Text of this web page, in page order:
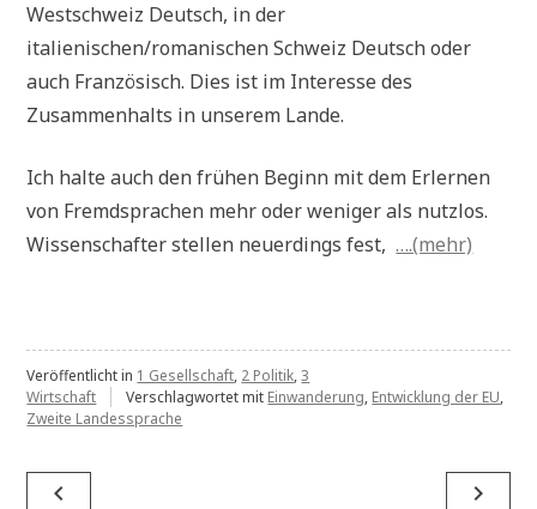
Westschweiz Deutsch, in der
italienischen/romanischen Schweiz Deutsch oder
auch Französisch. Dies ist im Interesse des
Zusammenhalts in unserem Lande.
Ich halte auch den frühen Beginn mit dem Erlernen
von Fremdsprachen mehr oder weniger als nutzlos.
Wissenschafter stellen neuerdings fest,….(mehr)
Veröffentlicht in 1 Gesellschaft, 2 Politik,3
Wirtschaft
Verschlagwortet mit Einwanderung, Entwicklung der EU,
Zweite Landessprache
Beitragsnavigation
navigate_before navigate_next